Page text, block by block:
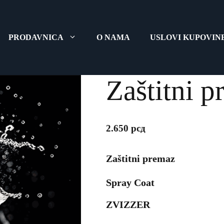
PRODAVNICA O NAMA USLOVI
Zaštitni
2.650 рсд
Zaštitni premaz
Spray Coat
ZVIZZER